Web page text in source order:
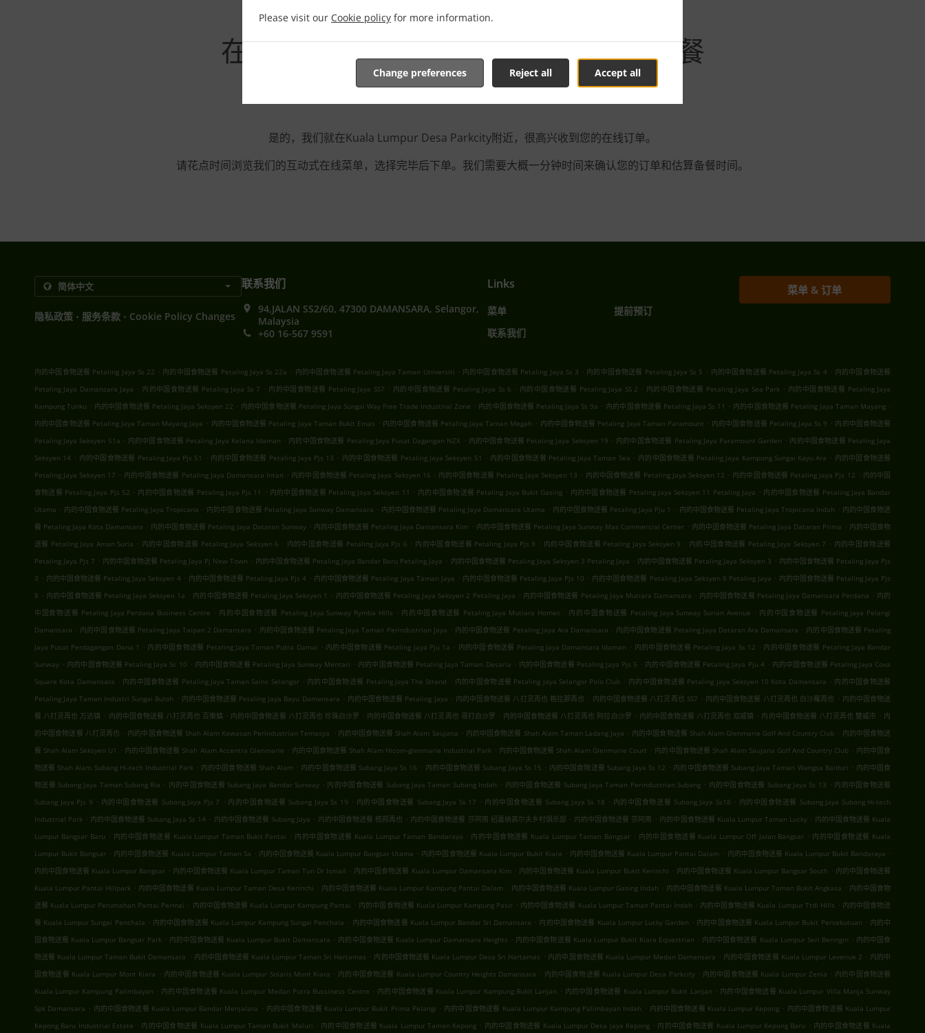
Please visit our Cookie policy for more information.
Accept all
Reject all
Change preferences
在Kuala Lumpur Desa Parkcity下单送餐
是的，我们就在Kuala Lumpur Desa Parkcity附近，很高兴收到您的在线订单。
请花点时间浏览我们的互动式在线菜单，选择完毕后下单。我们需要大概一分钟时间来确认您的订单和估算备餐时间。
隐私政策 . 服务条款 . Cookie Policy Changes
联系我们
94,JALAN SS2/60, 47300 DAMANSARA, Selangor,
Malaysia
+60 16-567 9591
Links
菜单
提前预订
联系我们
菜单 & 订单
内的中国食物送餐 Petaling Jaya Ss 22 . 内的中国食物送餐 Petaling Jaya Ss 22a . 内的中国食物送餐 Petaling Jaya Taman Universiti . 内的中国食物送餐 Petaling Jaya Ss 3 . 内的中国食物送餐 Petaling Jaya Ss 5 . 内的中国食物送餐 Petaling Jaya Ss 4 . 内的中国食物送餐
Petaling Jaya Damansara Jaya . 内的中国食物送餐 Petaling Jaya Ss 7 . 内的中国食物送餐 Petaling Jaya SS7 . 内的中国食物送餐 Petaling Jaya Ss 6 . 内的中国食物送餐 Petaling Jaya SS 2 . 内的中国食物送餐 Petaling Jaya Sea Park . 内的中国食物送餐 Petaling Jaya
Kampung Tunku . 内的中国食物送餐 Petaling Jaya Seksyen 22 . 内的中国食物送餐 Petaling Jaya Sungai Way Free Trade Industrial Zone . 内的中国食物送餐 Petaling Jaya Ss 9a . 内的中国食物送餐 Petaling Jaya Ss 11 . 内的中国食物送餐 Petaling Jaya Taman Mayang .
内的中国食物送餐 Petaling Jaya Taman Mayang Jaya . 内的中国食物送餐 Petaling Jaya Taman Bukit Emas . 内的中国食物送餐 Petaling Jaya Taman Megah . 内的中国食物送餐 Petaling Jaya Taman Paramount . 内的中国食物送餐 Petaling Jaya Ss 9 . 内的中国食物送餐
Petaling Jaya Seksyen 51a . 内的中国食物送餐 Petaling Jaya Kelana Idaman . 内的中国食物送餐 Petaling Jaya Pusat Dagangan NZX . 内的中国食物送餐 Petaling Jaya Seksyen 19 . 内的中国食物送餐 Petaling Jaya Paramount Garden . 内的中国食物送餐 Petaling Jaya
Seksyen 14 . 内的中国食物送餐 Petaling Jaya Pjs 51 . 内的中国食物送餐 Petaling Jaya Pjs 13 . 内的中国食物送餐 Petaling Jaya Seksyen 51 . 内的中国食物送餐 Petaling Jaya Taman Sea . 内的中国食物送餐 Petaling Jaya Kampung Sungai Kayu Ara . 内的中国食物送餐
Petaling Jaya Seksyen 17 . 内的中国食物送餐 Petaling Jaya Damansara Intan . 内的中国食物送餐 Petaling Jaya Seksyen 16 . 内的中国食物送餐 Petaling Jaya Seksyen 13 . 内的中国食物送餐 Petaling Jaya Seksyen 12 . 内的中国食物送餐 Petaling Jaya Pjs 12 . 内的中国
食物送餐 Petaling Jaya Pjs 52 . 内的中国食物送餐 Petaling Jaya Pjs 11 . 内的中国食物送餐 Petaling Jaya Seksyen 11 . 内的中国食物送餐 Petaling Jaya Bukit Gasing . 内的中国食物送餐 Petaling Jaya Seksyen 11 Petaling Jaya . 内的中国食物送餐 Petaling Jaya Bandar
Utama . 内的中国食物送餐 Petaling Jaya Tropicana . 内的中国食物送餐 Petaling Jaya Sunway Damansara . 内的中国食物送餐 Petaling Jaya Damansara Utama . 内的中国食物送餐 Petaling Jaya Pju 1 . 内的中国食物送餐 Petaling Jaya Tropicana Indah . 内的中国食物送
餐 Petaling Jaya Kota Damansara . 内的中国食物送餐 Petaling Jaya Dataran Sunway . 内的中国食物送餐 Petaling Jaya Damansara Kim . 内的中国食物送餐 Petaling Jaya Sunway Mas Commercial Center . 内的中国食物送餐 Petaling Jaya Dataran Prima . 内的中国食物
送餐 Petaling Jaya Aman Suria . 内的中国食物送餐 Petaling Jaya Seksyen 6 . 内的中国食物送餐 Petaling Jaya Pjs 6 . 内的中国食物送餐 Petaling Jaya Pjs 9 . 内的中国食物送餐 Petaling Jaya Seksyen 9 . 内的中国食物送餐 Petaling Jaya Seksyen 7 . 内的中国食物送餐
Petaling Jaya Pjs 7 . 内的中国食物送餐 Petaling Jaya Pj New Town . 内的中国食物送餐 Petaling Jaya Bandar Baru Petaling Jaya . 内的中国食物送餐 Petaling Jaya Seksyen 3 Petaling Jaya . 内的中国食物送餐 Petaling Jaya Seksyen 3 . 内的中国食物送餐 Petaling Jaya Pjs
3 . 内的中国食物送餐 Petaling Jaya Seksyen 4 . 内的中国食物送餐 Petaling Jaya Pjs 4 . 内的中国食物送餐 Petaling Jaya Taman Jaya . 内的中国食物送餐 Petaling Jaya Pjs 10 . 内的中国食物送餐 Petaling Jaya Seksyen 8 Petaling Jaya . 内的中国食物送餐 Petaling Jaya Pjs
8 . 内的中国食物送餐 Petaling Jaya Seksyen 1a . 内的中国食物送餐 Petaling Jaya Seksyen 1 . 内的中国食物送餐 Petaling Jaya Seksyen 2 Petaling Jaya . 内的中国食物送餐 Petaling Jaya Mutiara Damansara . 内的中国食物送餐 Petaling Jaya Damansara Perdana . 内的
中国食物送餐 Petaling Jaya Perdana Business Centre . 内的中国食物送餐 Petaling Jaya Sunway Rymba Hills . 内的中国食物送餐 Petaling Jaya Mutiara Homes . 内的中国食物送餐 Petaling Jaya Sunway Surian Avenue . 内的中国食物送餐 Petaling Jaya Pelangi
Damansara . 内的中国食物送餐 Petaling Jaya Taipan 2 Damansara . 内的中国食物送餐 Petaling Jaya Taman Perindustrian Jaya . 内的中国食物送餐 Petaling Jaya Ara Damansara . 内的中国食物送餐 Petaling Jaya Dataran Ara Damansara . 内的中国食物送餐 Petaling
Jaya Pusat Perdagangan Dana 1
. 内的中国食物送餐 Petaling Jaya Taman Putra Damai . 内的中国食物送餐 Petaling Jaya Pju 1a . 内的中国食物送餐 Petaling Jaya Damansara Idaman . 内的中国食物送餐 Petaling Jaya Ss 12 . 内的中国食物送餐 Petaling Jaya Bandar
Sunway . 内的中国食物送餐 Petaling Jaya Ss 10 . 内的中国食物送餐 Petaling Jaya Sunway Mentari . 内的中国食物送餐 Petaling Jaya Taman Desaria . 内的中国食物送餐 Petaling Jaya Pjs 5 . 内的中国食物送餐 Petaling Jaya Pju 4 . 内的中国食物送餐 Petaling Jaya Cova
Square Kota Damansara . 内的中国食物送餐 Petaling Jaya Taman Sains Selangor . 内的中国食物送餐 Petaling Jaya The Strand . 内的中国食物送餐 Petaling Jaya Selangor Polo Club . 内的中国食物送餐 Petaling Jaya Seksyen 10 Kota Damansara . 内的中国食物送餐
Petaling Jaya Taman Industri Sungai Buloh . 内的中国食物送餐 Petaling Jaya Bayu Damansara . 内的中国食物送餐 Petaling Jaya . 内的中国食物送餐 八打灵再也 格拉那再也 . 内的中国食物送餐 八打灵再也 SS7 . 内的中国食物送餐 八打灵再也 白沙羅再也 . 内的中国食物送
餐 八打灵再也 万达镇 . 内的中国食物送餐 八打灵再也 百樂鎮 . 内的中国食物送餐 八打灵再也 珍珠白沙罗 . 内的中国食物送餐 八打灵再也 哥打白沙罗 . 内的中国食物送餐 八打灵再也 阿拉白沙罗 . 内的中国食物送餐 八打灵再也 双威镇 . 内的中国食物送餐 八打灵再也 雙威市 . 内
的中国食物送餐 八打灵再也 . 内的中国食物送餐 Shah Alam Kawasan Perindustrian Temasya . 内的中国食物送餐 Shah Alam Saujana . 内的中国食物送餐 Shah Alam Taman Ladang Jaya . 内的中国食物送餐 Shah Alam Glenmarie Golf And Country Club . 内的中国食物送
餐 Shah Alam Seksyen U1
. 内的中国食物送餐 Shah Alam Accentra Glenmarie . 内的中国食物送餐 Shah Alam Hicom-glenmarie Industrial Park . 内的中国食物送餐 Shah Alam Glenmarie Court . 内的中国食物送餐 Shah Alam Saujana Golf And Country Club . 内的中国食
物送餐 Shah Alam Subang Hi-tech Industrial Park . 内的中国食物送餐 Shah Alam . 内的中国食物送餐 Subang Jaya Ss 16 . 内的中国食物送餐 Subang Jaya Ss 15 . 内的中国食物送餐 Subang Jaya Ss 12 . 内的中国食物送餐 Subang Jaya Taman Wangsa Baiduri . 内的中国食
物送餐 Subang Jaya Taman Subang Ria . 内的中国食物送餐 Subang Jaya Bandar Sunway . 内的中国食物送餐 Subang Jaya Taman Subang Indah . 内的中国食物送餐 Subang Jaya Taman Perindustrian Subang . 内的中国食物送餐 Subang Jaya Ss 13 . 内的中国食物送餐
Subang Jaya Pjs 9 . 内的中国食物送餐 Subang Jaya Pjs 7 . 内的中国食物送餐 Subang Jaya Ss 19 . 内的中国食物送餐 Subang Jaya Ss 17 . 内的中国食物送餐 Subang Jaya Ss 18 . 内的中国食物送餐 Subang Jaya Ss18 . 内的中国食物送餐 Subang Jaya Subang Hi-tech
Industrial Park . 内的中国食物送餐 Subang Jaya Ss 14 . 内的中国食物送餐 Subang Jaya . 内的中国食物送餐 梳邦再也 . 内的中国食物送餐 莎阿南 绍嘉纳高尔夫乡村俱乐部 . 内的中国食物送餐 莎阿南 . 内的中国食物送餐 Kuala Lumpur Taman Lucky . 内的中国食物送餐 Kuala
Lumpur Bangsar Baru . 内的中国食物送餐 Kuala Lumpur Taman Bukit Pantai . 内的中国食物送餐 Kuala Lumpur Taman Bandaraya . 内的中国食物送餐 Kuala Lumpur Taman Bangsar . 内的中国食物送餐 Kuala Lumpur Off Jalan Bangsar . 内的中国食物送餐 Kuala
Lumpur Bukit Bangsar . 内的中国食物送餐 Kuala Lumpur Taman Sa . 内的中国食物送餐 Kuala Lumpur Bangsar Utama . 内的中国食物送餐 Kuala Lumpur Bukit Kiara . 内的中国食物送餐 Kuala Lumpur Pantai Dalam . 内的中国食物送餐 Kuala Lumpur Bukit Bandaraya .
内的中国食物送餐 Kuala Lumpur Bangsar . 内的中国食物送餐 Kuala Lumpur Taman Tun Dr Ismail . 内的中国食物送餐 Kuala Lumpur Damansara Kim . 内的中国食物送餐 Kuala Lumpur Bukit Kerinchi . 内的中国食物送餐 Kuala Lumpur Bangsar South . 内的中国食物送餐
Kuala Lumpur Pantai Hillpark . 内的中国食物送餐 Kuala Lumpur Taman Desa Kerinchi . 内的中国食物送餐 Kuala Lumpur Kampung Pantai Dalam . 内的中国食物送餐 Kuala Lumpur Gasing Indah . 内的中国食物送餐 Kuala Lumpur Taman Bukit Angkasa . 内的中国食物
送餐 Kuala Lumpur Perumahan Pantai Permai . 内的中国食物送餐 Kuala Lumpur Kampung Pantai . 内的中国食物送餐 Kuala Lumpur Kampung Pasir . 内的中国食物送餐 Kuala Lumpur Taman Pantai Indah . 内的中国食物送餐 Kuala Lumpur Ttdi Hills . 内的中国食物送
餐 Kuala Lumpur Sungai Penchala . 内的中国食物送餐 Kuala Lumpur Kampung Sungai Penchala . 内的中国食物送餐 Kuala Lumpur Bandar Sri Damansara . 内的中国食物送餐 Kuala Lumpur Lucky Garden . 内的中国食物送餐 Kuala Lumpur Bukit Persekutuan . 内的中
国食物送餐 Kuala Lumpur Bangsar Park . 内的中国食物送餐 Kuala Lumpur Bukit Damansara . 内的中国食物送餐 Kuala Lumpur Damansara Heights . 内的中国食物送餐 Kuala Lumpur Bukit Kiara Equestrian . 内的中国食物送餐 Kuala Lumpur Seri Beringin . 内的中国食
物送餐 Kuala Lumpur Taman Bukit Damansara . 内的中国食物送餐 Kuala Lumpur Taman Sri Hartamas . 内的中国食物送餐 Kuala Lumpur Desa Sri Hartamas . 内的中国食物送餐 Kuala Lumpur Medan Damansara . 内的中国食物送餐 Kuala Lumpur Levenue 2 . 内的中
国食物送餐 Kuala Lumpur Mont Kiara . 内的中国食物送餐 Kuala Lumpur Solaris Mont Kiara . 内的中国食物送餐 Kuala Lumpur Country Heights Damansara . 内的中国食物送餐 Kuala Lumpur Desa Parkcity . 内的中国食物送餐 Kuala Lumpur Zenia . 内的中国食物送餐
Kuala Lumpur Kampung Palimbayan . 内的中国食物送餐 Kuala Lumpur Medan Putra Bussiness Centre . 内的中国食物送餐 Kuala Lumpur Kampung Bukit Lanjan . 内的中国食物送餐 Kuala Lumpur Bukit Lanjan . 内的中国食物送餐 Kuala Lumpur Villa Manja Sunway
Spk Damansara . 内的中国食物送餐 Kuala Lumpur Bandar Menjalara . 内的中国食物送餐 Kuala Lumpur Bukit Prima Pelangi . 内的中国食物送餐 Kuala Lumpur Kampung Palimbayan Indah . 内的中国食物送餐 Kuala Lumpur Kepong . 内的中国食物送餐 Kuala Lumpur
Kepong Baru Industrial Estate . 内的中国食物送餐 Kuala Lumpur Taman Bukit Maluri . 内的中国食物送餐 Kuala Lumpur Taman Kepong . 内的中国食物送餐 Kuala Lumpur Desa Jaya Kepong . 内的中国食物送餐 Kuala Lumpur Kepong Baru . 内的中国食物送餐 Kuala